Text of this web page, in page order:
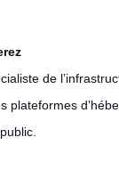
de
plateformes